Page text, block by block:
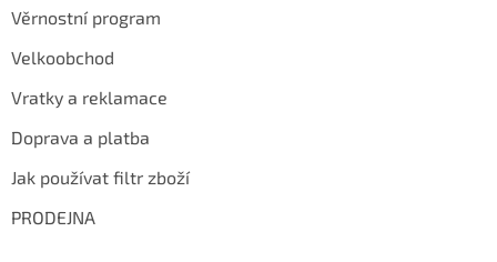
Věrnostní program
Velkoobchod
Vratky a reklamace
Doprava a platba
Jak používat filtr zboží
PRODEJNA